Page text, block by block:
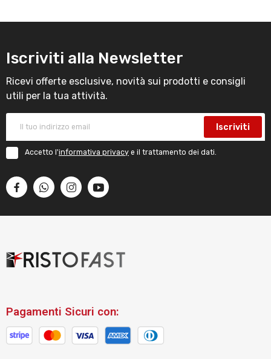
Iscriviti alla Newsletter
Ricevi offerte esclusive, novità sui prodotti e consigli
utili per la tua attività.
Iscriviti
Accetto l'informativa privacy e il trattamento dei dati.
Pagamenti Sicuri con: